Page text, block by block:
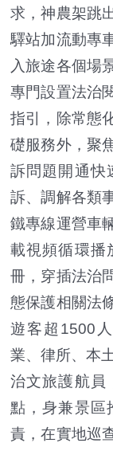
求，神農架跳
驛站加流動專
入旅途各個場
專門設置法治
指引，除常態
礎服務外，聚
訴問題開通快
訴、調解各類
鐵專線運營車
載視頻循環播
冊，穿插法治
態保護相關法
遊客超1500
業、律所、本
治文旅護航員
點，身兼景區
責，在實地巡